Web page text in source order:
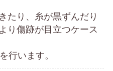
たり、糸が黒ずんだり
り傷跡が目立つケース
行います。